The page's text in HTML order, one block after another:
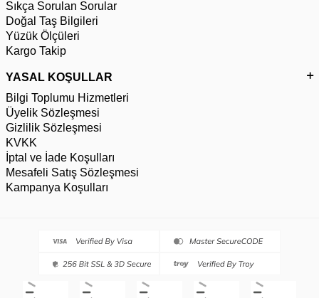
Sıkça Sorulan Sorular
Doğal Taş Bilgileri
Yüzük Ölçüleri
Kargo Takip
YASAL KOŞULLAR
Bilgi Toplumu Hizmetleri
Üyelik Sözleşmesi
Gizlilik Sözleşmesi
KVKK
İptal ve İade Koşulları
Mesafeli Satış Sözleşmesi
Kampanya Koşulları